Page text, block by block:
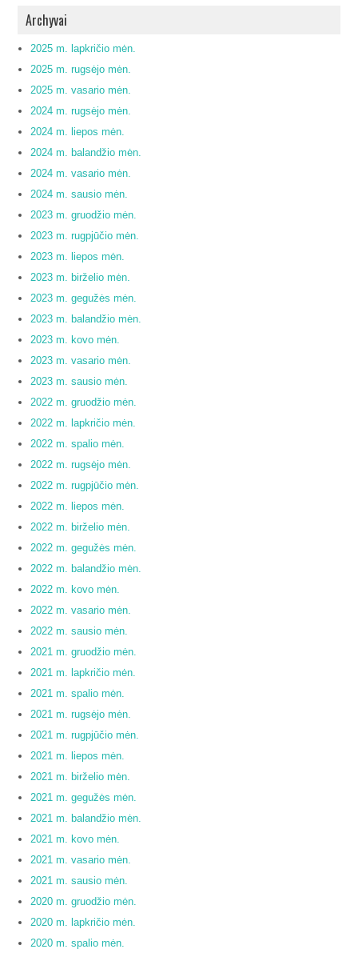
Archyvai
2025 m. lapkričio mėn.
2025 m. rugsėjo mėn.
2025 m. vasario mėn.
2024 m. rugsėjo mėn.
2024 m. liepos mėn.
2024 m. balandžio mėn.
2024 m. vasario mėn.
2024 m. sausio mėn.
2023 m. gruodžio mėn.
2023 m. rugpjūčio mėn.
2023 m. liepos mėn.
2023 m. birželio mėn.
2023 m. gegužės mėn.
2023 m. balandžio mėn.
2023 m. kovo mėn.
2023 m. vasario mėn.
2023 m. sausio mėn.
2022 m. gruodžio mėn.
2022 m. lapkričio mėn.
2022 m. spalio mėn.
2022 m. rugsėjo mėn.
2022 m. rugpjūčio mėn.
2022 m. liepos mėn.
2022 m. birželio mėn.
2022 m. gegužės mėn.
2022 m. balandžio mėn.
2022 m. kovo mėn.
2022 m. vasario mėn.
2022 m. sausio mėn.
2021 m. gruodžio mėn.
2021 m. lapkričio mėn.
2021 m. spalio mėn.
2021 m. rugsėjo mėn.
2021 m. rugpjūčio mėn.
2021 m. liepos mėn.
2021 m. birželio mėn.
2021 m. gegužės mėn.
2021 m. balandžio mėn.
2021 m. kovo mėn.
2021 m. vasario mėn.
2021 m. sausio mėn.
2020 m. gruodžio mėn.
2020 m. lapkričio mėn.
2020 m. spalio mėn.